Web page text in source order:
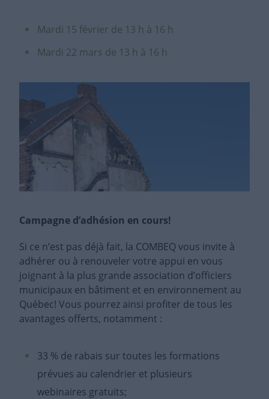
Mardi 15 février de 13 h à 16 h
Mardi 22 mars de 13 h à 16 h
Campagne d’adhésion en cours!
Si ce n’est pas déjà fait, la COMBEQ vous invite à
adhérer ou à renouveler votre appui en vous
joignant à la plus grande association d’officiers
municipaux en bâtiment et en environnement au
Québec! Vous pourrez ainsi profiter de tous les
avantages offerts, notamment :
33 % de rabais sur toutes les formations
prévues au calendrier et plusieurs
webinaires gratuits;